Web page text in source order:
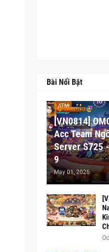
Bài Nổi Bật
ATM
[VN0814]
Acc Team
Server S725
9
May 01, 2026